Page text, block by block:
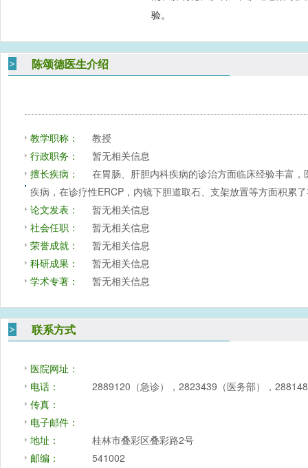
验。
陈颂德医生介绍
教学职称：
教授
行政职务：
暂无相关信息
擅长疾病：
在胃肠、肝胆内科疾病的诊治方面临床经验丰富
疾病，在诊疗性ERCP，内镜下胆道取石、支架放置等方面积累
论文发表：
暂无相关信息
社会任职：
暂无相关信息
荣誉成就：
暂无相关信息
科研成果：
暂无相关信息
学术专著：
暂无相关信息
联系方式
医院网址：
电话：
2889120（急诊），2823439（医务部），
传真：
电子邮件：
地址：
桂林市叠彩区叠彩路2号
邮编：
541002